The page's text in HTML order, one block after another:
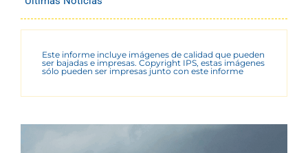
Este informe incluye imágenes de calidad que pueden
ser bajadas e impresas. Copyright IPS, estas imágenes
sólo pueden ser impresas junto con este informe